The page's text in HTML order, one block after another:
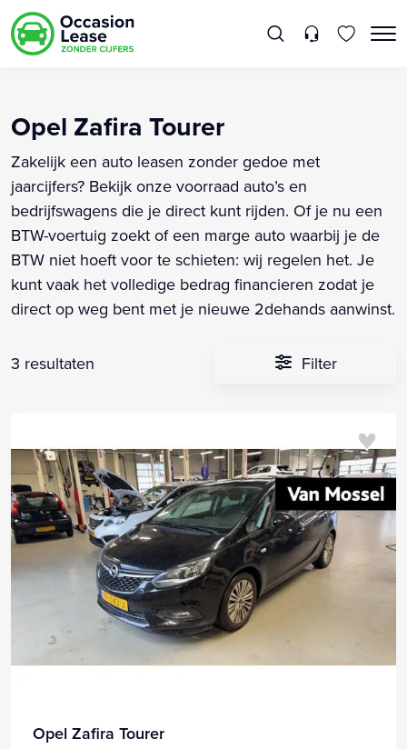
Opel Zafira Tourer
Zakelijk een auto leasen zonder gedoe met
jaarcijfers? Bekijk onze voorraad auto’s en
bedrijfswagens die je direct kunt rijden. Of je nu een
BTW-voertuig zoekt of een marge auto waarbij je de
BTW niet hoeft voor te schieten: wij regelen het. Je
kunt vaak het volledige bedrag financieren zodat je
direct op weg bent met je nieuwe 2dehands aanwinst.
3 resultaten Filter
Opel Zafira Tourer